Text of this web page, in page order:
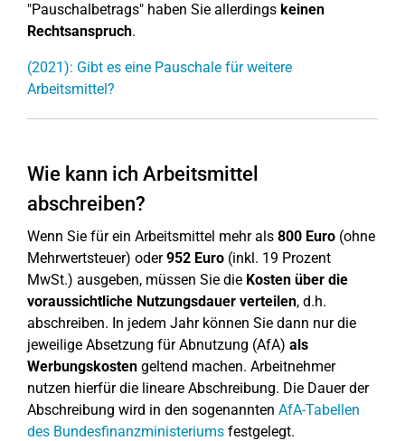
"Pauschalbetrags" haben Sie allerdings keinen
Rechtsanspruch.
(2021): Gibt es eine Pauschale für weitere
Arbeitsmittel?
Wie kann ich Arbeitsmittel
abschreiben?
Wenn Sie für ein Arbeitsmittel mehr als 800 Euro (ohne
Mehrwertsteuer) oder952 Euro (inkl. 19 Prozent
MwSt.) ausgeben, müssen Sie die Kosten über die
voraussichtliche Nutzungsdauer verteilen, d.h.
abschreiben. In jedem Jahr können Sie dann nur die
jeweilige Absetzung für Abnutzung (AfA) als
Werbungskosten geltend machen. Arbeitnehmer
nutzen hierfür die lineare Abschreibung. Die Dauer der
Abschreibung wird in den sogenannten AfA-Tabellen
des Bundesfinanzministeriums festgelegt.